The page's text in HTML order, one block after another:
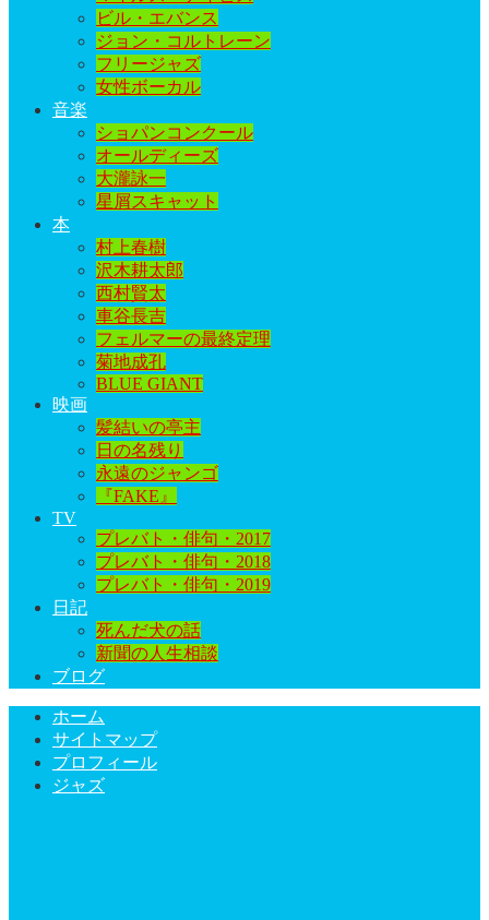
ビル・エバンス
ジョン・コルトレーン
フリージャズ
女性ボーカル
音楽
ショパンコンクール
オールディーズ
大瀧詠一
星屑スキャット
本
村上春樹
沢木耕太郎
西村賢太
車谷長吉
フェルマーの最終定理
菊地成孔
BLUE GIANT
映画
髪結いの亭主
日の名残り
永遠のジャンゴ
『FAKE』
TV
プレバト・俳句・2017
プレバト・俳句・2018
プレバト・俳句・2019
日記
死んだ犬の話
新聞の人生相談
ブログ
ホーム
サイトマップ
プロフィール
ジャズ